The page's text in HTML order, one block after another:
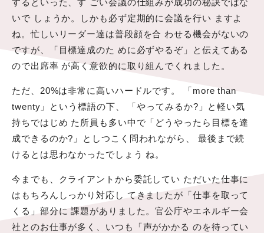
するといった、す ごい会議の仕組みが成功の秘訣ではな
いで しょうか。しかも必ず定期的に会議を行い ますよ
ね。忙しいリーダー達は普段顔を合 わせる機会がないの
ですが、「目標達成のた めに必ずやるぞ」と伝えてある
ので出席率 が高く意欲的に取り組んでくれました。
ただ、20%は非常に高いハードルです。 「more than
twenty」という標語の下、 「やってみるか?」と軽い気
持ちではじめ た所員も多い中で「どうやったら目標を達
成できるのか?」としつこく問われながら、 最後まで続
けるとは思わなかったでしょう ね。
今までも、クライアントから委託してい ただいた仕事に
はもちろんしっかり対応し てきましたが「仕事を取って
くる」部分に 課題がありました。官公庁やエネルギー会
社とのお仕事が多く、いつも「声がかかる のを待ってい